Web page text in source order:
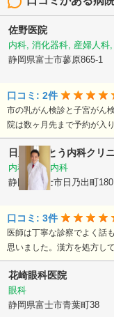
佐野医院
内科, 消化器科, 産婦人科
静岡県富士市蓼原865-1
口コミ: 2件
市の乳がん検診と子宮がん
院は数ヶ月先まで予約が入
日乃出ごとう内科クリ
内科, 腎臓内科
静岡県富士市日乃出町180
口コミ: 3件
医師は丁寧な診察でよく話
思いました。漢方を処方し
花崎眼科医院
眼科
静岡県富士市青葉町38